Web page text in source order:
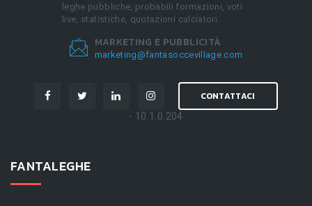
leghe pubbliche, probabili formazioni, voti
live, statistiche, quotazioni calciatori.
MARKETING E PUBBLICITÀ
marketing@fantasoccevillage.com
CONTATTACI
- 10.1.0.204
FANTALEGHE